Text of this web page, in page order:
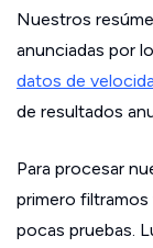
Nuestros
anunciadas por
datos de
de resultados
Para procesar
primero
pocas pruebas.